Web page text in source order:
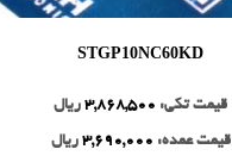
STGP10NC60KD
قیمت تکی: 3,868,500 ریال
قیمت عمده: 3,690,000 ریال